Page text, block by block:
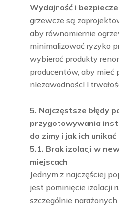
Wydajność i
grzewcze są
aby równomiernie
minimalizować ryzyko
wybierać produkty
producentów, aby mieć
niezawodności i
5. Najczęstsze błędy
przygotowywania
do zimy i jak ich unikać
5.1. Brak izolacji w
miejscach
Jednym z najczęściej
jest pominięcie izolacji
szczególnie